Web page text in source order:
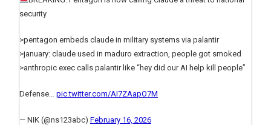
security
>pentagon embeds claude in military systems via palantir
>january: claude used in maduro extraction, people got smoked
>anthropic exec calls palantir like “hey did our AI help kill people”
Defense… pic.twitter.com/AI7ZAapO7M
— NIK (@ns123abc) February 16, 2026